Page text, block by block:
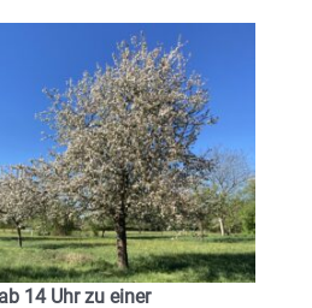
14 Uhr zu einer